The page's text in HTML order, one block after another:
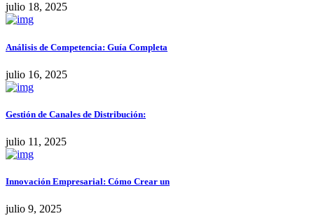
julio 18, 2025
Análisis de Competencia: Guía Completa
julio 16, 2025
Gestión de Canales de Distribución:
julio 11, 2025
Innovación Empresarial: Cómo Crear un
julio 9, 2025